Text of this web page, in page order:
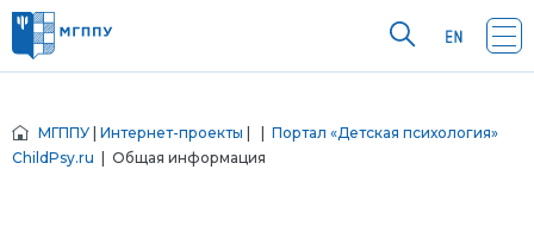
МГППУ Интернет-проекты
Портал «Детская психология»
ChildPsy.ru | Общая информация